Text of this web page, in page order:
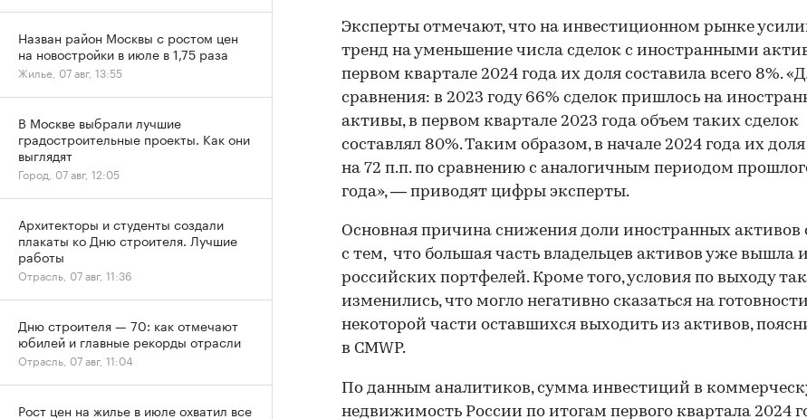
Эксперты отмечают, что на инвестиционном рынке
тренд на уменьшение числа сделок с иностранными
первом квартале 2024 года их доля составила всего 8%.
сравнения: в 2023 году 66% сделок пришлось на
активы, в первом квартале 2023 года объем таких сделок
составлял 80%. Таким образом, в начале 2024 года их
на 72 п.п. по сравнению с аналогичным периодом
года», — приводят цифры эксперты.
Основная причина снижения доли иностранных активов
с тем, что большая часть владельцев активов уже вышла
российских портфелей. Кроме того, условия по выходу
изменились, что могло негативно сказаться на готовности
некоторой части оставшихся выходить из активов,
в CMWP.
По данным аналитиков, сумма инвестиций в
недвижимость России по итогам первого квартала 2024
Назван район Москвы с ростом цен
на новостройки в июле в 1,75 раза
Жилье, 07 авг, 13:55
В Москве выбрали лучшие
градостроительные проекты. Как они
выглядят
Город, 07 авг, 12:05
Архитекторы и студенты создали
плакаты ко Дню строителя. Лучшие
работы
Отрасль, 07 авг, 11:36
Дню строителя — 70: как отмечают
юбилей и главные рекорды отрасли
Отрасль, 07 авг, 11:04
Рост цен на жилье в июле охватил все